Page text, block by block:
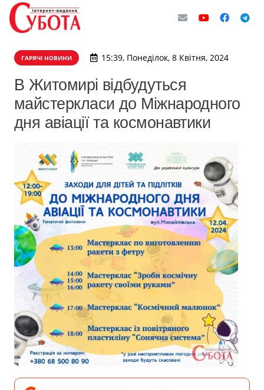
ГАРЯЧІ НОВИНИ 15:39, Понеділок, 8 Квітня, 2024
В Житомирі відбудуться
майстеркласи до Міжнародного
дня авіації та космонавтики